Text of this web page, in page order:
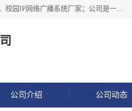
深圳市鼎尊时代科技有限公司主要从事：IP网络定压广播功放厂家、IP网络防水音柱厂家、校园IP网络广播系统厂家；公司是一家集研发、生产、销售公共广播器材于一体的现代电子科技企业。公司成立多年来，本着“自主研发技术、开拓稳定的产品”的宗旨，集多年的行业经验，引航广播行业的迅猛发展，使产品能够适应时代技术发展的需要。
公司介绍 公司动态